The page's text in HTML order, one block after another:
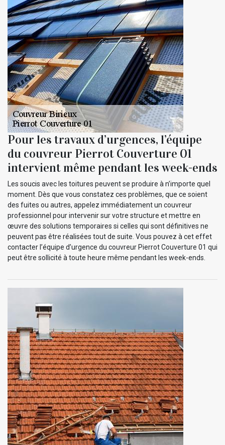
Pour les travaux d’urgences, l’équipe
du couvreur Pierrot Couverture 01
intervient même pendant les week-ends
Les soucis avec les toitures peuvent se produire à n’importe quel
moment. Dès que vous constatez ces problèmes, que ce soient
des fuites ou autres, appelez immédiatement un couvreur
professionnel pour intervenir sur votre structure et mettre en
œuvre des solutions temporaires si celles qui sont définitives ne
peuvent pas être réalisées tout de suite. Vous pouvez à cet effet
contacter l’équipe d’urgence du couvreur Pierrot Couverture 01 qui
peut être sollicité à toute heure même pendant les week-ends.